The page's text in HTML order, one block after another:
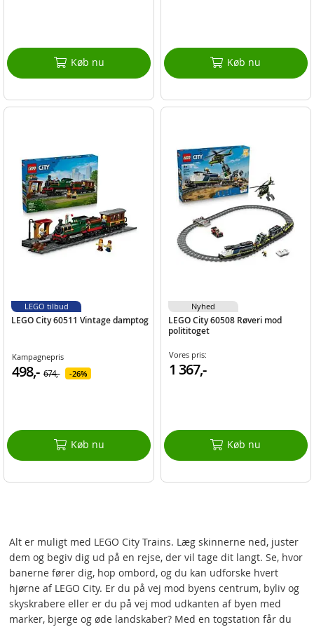
Køb nu Køb nu
LEGO City 60511 Vintage damptog
Kampagnepris
498,- 674,- 26%
Køb nu
LEGO tilbud
LEGO City 60508 Røveri mod
polititoget
Vores pris:
1 367,-
Køb nu
Nyhed
Alt er muligt med LEGO City Trains. Læg skinnerne ned, juster
dem og begiv dig ud på en rejse, der vil tage dit langt. Se, hvor
banerne fører dig, hop ombord, og du kan udforske hvert
hjørne af LEGO City. Er du på vej mod byens centrum, byliv og
skyskrabere eller er du på vej mod udkanten af byen med
marker, bjerge og øde landskaber? Med en togstation får du